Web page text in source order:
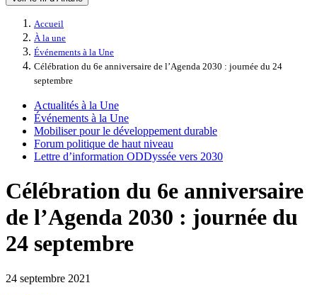
Accueil
À la une
Événements à la Une
Célébration du 6e anniversaire de l’Agenda 2030 : journée du 24
septembre
Actualités à la Une
Événements à la Une
Mobiliser pour le développement durable
Forum politique de haut niveau
Lettre d’information ODDyssée vers 2030
Célébration du 6e anniversaire
de l’Agenda 2030 : journée du
24 septembre
24 septembre 2021